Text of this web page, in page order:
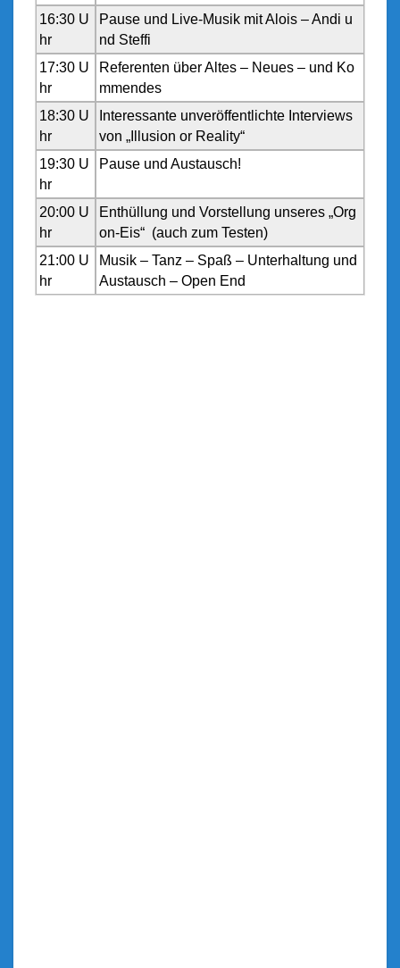
16:30 U
hr
Pause und Live-Musik mit Alois – Andi u
nd Steffi
17:30 U
hr
Referenten über Altes – Neues – und Ko
mmendes
18:30 U
hr
Interessante unveröffentlichte Interviews
von „Illusion or Reality“
19:30 U
hr
Pause und Austausch!
20:00 U
hr
Enthüllung und Vorstellung unseres „Org
on-Eis“ (auch zum Testen)
21:00 U
hr
Musik – Tanz – Spaß – Unterhaltung und
Austausch – Open End